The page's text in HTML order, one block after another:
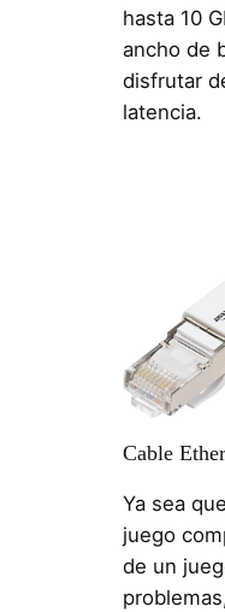
hasta 10
ancho de
disfrutar
latencia.
Cable
Ya sea
juego
de un